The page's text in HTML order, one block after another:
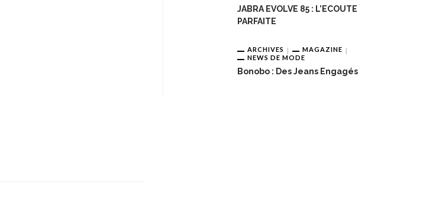
JABRA EVOLVE 85 : L’ECOUTE
PARFAITE
ARCHIVES
MAGAZINE
NEWS DE MODE
Bonobo : Des Jeans Engagés